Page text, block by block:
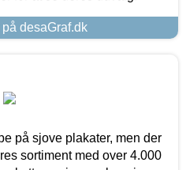
desaGraf.dk
på sjove plakater, men der
sortiment med over 4.000